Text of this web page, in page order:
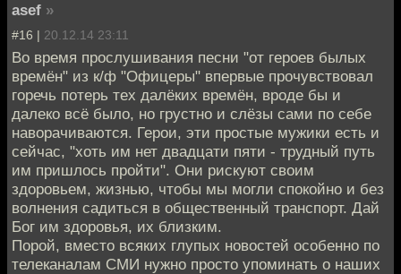
asef »
#16 | 20.12.14 23:11
Во время прослушивания песни "от героев былых
времён" из к/ф "Офицеры" впервые прочувствовал
горечь потерь тех далёких времён, вроде бы и
далеко всё было, но грустно и слёзы сами по себе
наворачиваются. Герои, эти простые мужики есть и
сейчас, "хоть им нет двадцати пяти - трудный путь
им пришлось пройти". Они рискуют своим
здоровьем, жизнью, чтобы мы могли спокойно и без
волнения садиться в общественный транспорт. Дай
Бог им здоровья, их близким.
Порой, вместо всяких глупых новостей особенно по
телеканалам СМИ нужно просто упоминать о наших